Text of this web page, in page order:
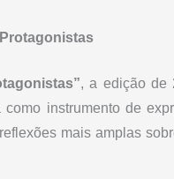
, a edição de
instrumento de
mais amplas